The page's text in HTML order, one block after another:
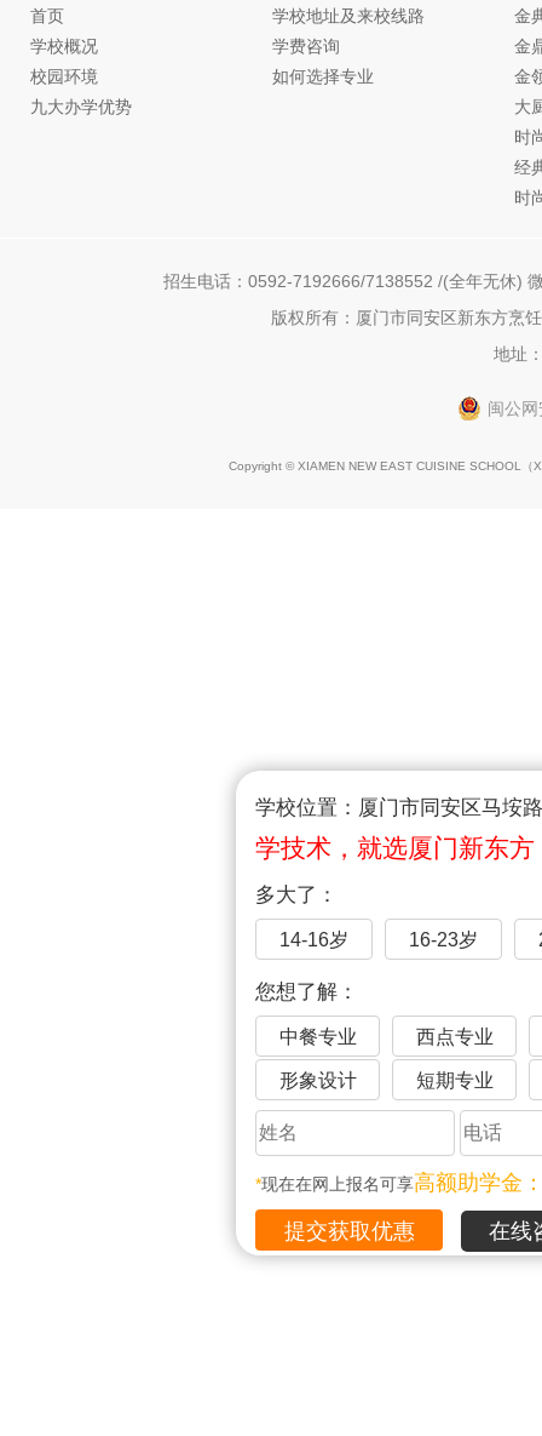
学校位置：厦门市同安区马垵
学技术，就选厦门新东方
多大了：
14-16岁 16-23岁
您想了解：
中餐专业 西点专业
形象设计 短期专业
*现在在网上报名可享高额助学金
在线
首页
学校概况
校园环境
九大办学优势
学校地址及来校线路
学费咨询
如何选择专业
金
金
金
大
时
经
时
招生电话：0592-7192666/7138552 /(全年无休)
版权所有：厦门市同安区新东方烹
地址
闽公
Copyright © XIAMEN NEW EAST CUISINE SCHOOL（